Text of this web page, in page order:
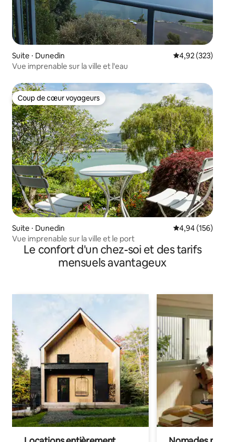
Suite ⋅ Dunedin Évaluation
4,92 (323)
Vue imprenable sur la ville et l'eau
Coup de cœur voyageurs
Coup de cœur voyageurs
Suite ⋅ Dunedin Évaluation
4,94 (156)
Vue imprenable sur la ville et le port
Le confort d'un chez-soi et des tarifs
mensuels avantageux